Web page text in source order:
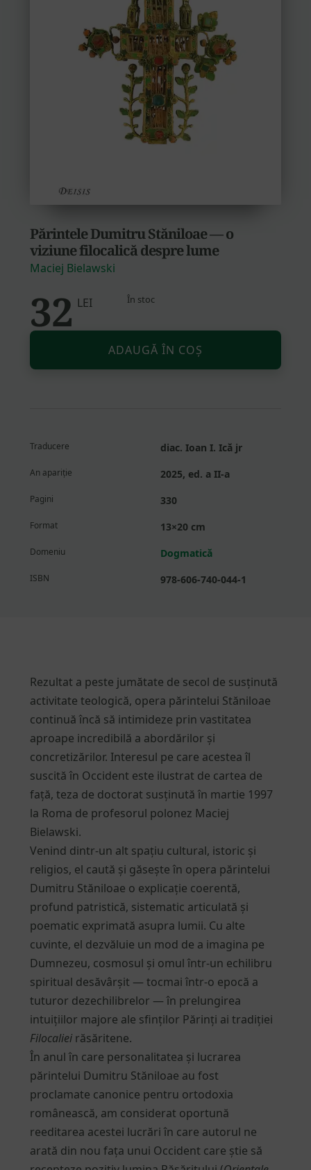
Părintele Dumitru Stăniloae — o
viziune filocalică despre lume
Maciej Bielawski
32 LEI În stoc
Cantitate
Dumitru
despre
ADAUGĂ ÎN COȘ
Traducere diac. Ioan I. Ică jr
An apariție 2025, ed. a II-a
Pagini 330
Format 13×20 cm
Domeniu Dogmatică
ISBN 978-606-740-044-1
Rezultat a peste jumătate de secol de susținută
activitate teologică, opera părintelui Stăniloae
continuă încă să intimideze prin vastitatea
aproape incredibilă a abordărilor și
concretizărilor. Interesul pe care acestea îl
suscită în Occident este ilustrat de cartea de
față, teza de doctorat susținută în martie 1997
la Roma de profesorul polonez Maciej
Bielawski.
Venind dintr-un alt spațiu cultural, istoric și
religios, el caută și găsește în opera părintelui
Dumitru Stăniloae o explicație coerentă,
profund patristică, sistematic articulată și
poematic exprimată asupra lumii. Cu alte
cuvinte, el dezvăluie un mod de a imagina pe
Dumnezeu, cosmosul și omul într-un echilibru
spiritual desăvârșit — tocmai într-o epocă a
tuturor dezechilibrelor — în prelungirea
intuițiilor majore ale sfinților Părinți ai tradiției
Filocalieirăsăritene.
În anul în care personalitatea și lucrarea
părintelui Dumitru Stăniloae au fost
proclamate canonice pentru ortodoxia
românească, am considerat oportună
reeditarea acestei lucrări în care autorul ne
arată din nou fața unui Occident care știe să